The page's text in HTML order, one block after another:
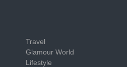
Travel
Glamour World
Lifestyle